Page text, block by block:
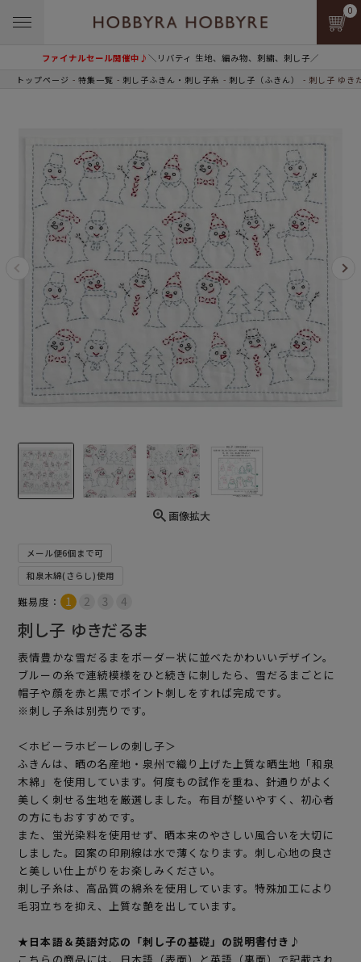
ファイナルセール開催中♪＼リバティ 生地、編み物、刺繍、刺し子／
0
トップページ 特集一覧 刺し子ふきん・刺し子糸 刺し子（ふきん） 刺し子 ゆき
画像拡大
メール便6個まで可
和泉木綿(さらし)使用
難易度：
刺し子 ゆきだるま
表情豊かな雪だるまをボーダー状に並べたかわいいデザイン。
ブルーの糸で連続模様をひと続きに刺したら、雪だるまごとに
帽子や顔を赤と黒でポイント刺しをすれば完成です。
※刺し子糸は別売りです。
＜ホビーラホビーレの刺し子＞
ふきんは、晒の名産地・泉州で織り上げた上質な晒生地「和泉
木綿」を使用しています。何度もの試作を重ね、針通りがよく
美しく刺せる生地を厳選しました。布目が整いやすく、初心者
の方にもおすすめです。
また、蛍光染料を使用せず、晒本来のやさしい風合いを大切に
しました。図案の印刷線は水で薄くなります。刺し心地の良さ
と美しい仕上がりをお楽しみください。
刺し子糸は、高品質の綿糸を使用しています。特殊加工により
毛羽立ちを抑え、上質な艶を出しています。
★日本語＆英語対応の「刺し子の基礎」の説明書付き♪